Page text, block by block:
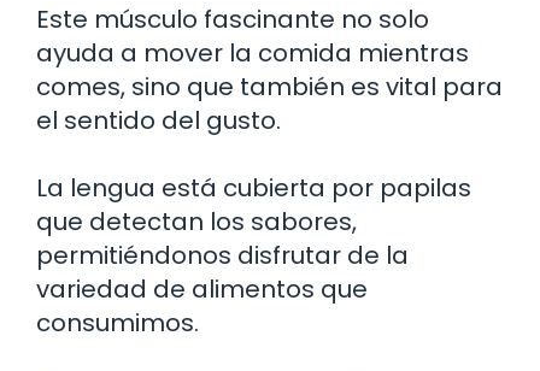
Este músculo fascinante no solo
ayuda a mover la comida mientras
comes, sino que también es vital para
el sentido del gusto.
La lengua está cubierta por papilas
que detectan los sabores,
permitiéndonos disfrutar de la
variedad de alimentos que
consumimos.